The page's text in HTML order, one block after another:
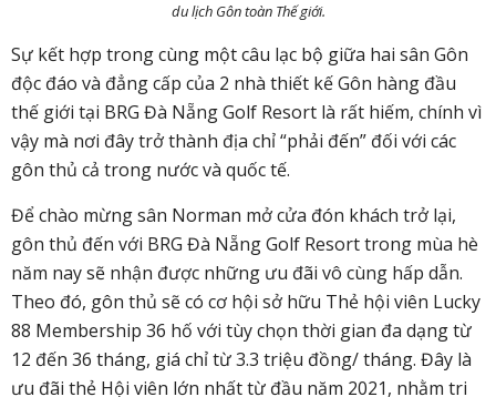
du lịch Gôn toàn Thế giới.
Sự kết hợp trong cùng một câu lạc bộ giữa hai sân Gôn
độc đáo và đẳng cấp của 2 nhà thiết kế Gôn hàng đầu
thế giới tại BRG Đà Nẵng Golf Resort là rất hiếm, chính vì
vậy mà nơi đây trở thành địa chỉ “phải đến” đối với các
gôn thủ cả trong nước và quốc tế.
Để chào mừng sân Norman mở cửa đón khách trở lại,
gôn thủ đến với BRG Đà Nẵng Golf Resort trong mùa hè
năm nay sẽ nhận được những ưu đãi vô cùng hấp dẫn.
Theo đó, gôn thủ sẽ có cơ hội sở hữu Thẻ hội viên Lucky
88 Membership 36 hố với tùy chọn thời gian đa dạng từ
12 đến 36 tháng, giá chỉ từ 3.3 triệu đồng/ tháng. Đây là
ưu đãi thẻ Hội viên lớn nhất từ đầu năm 2021, nhằm tri